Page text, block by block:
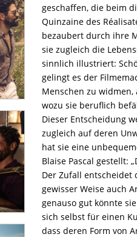
geschaffen, die beim
Quinzaine des
bezaubert durch ihre
sie zugleich die
sinnlich illustriert:
gelingt es der
Menschen zu
wozu sie beruflich
Dieser Entscheidung
zugleich auf deren
hat sie eine
Blaise Pascal gestellt:
Der Zufall entscheidet
gewisser Weise auch
genauso gut könnte
sich selbst für einen
dass deren Form von